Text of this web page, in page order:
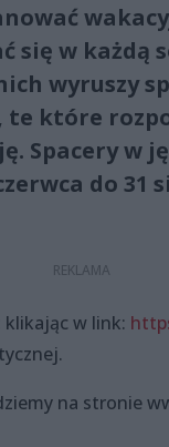
się w każdą
nich wyruszy
które
Spacery w
do 31
klikając w link:
na stronie